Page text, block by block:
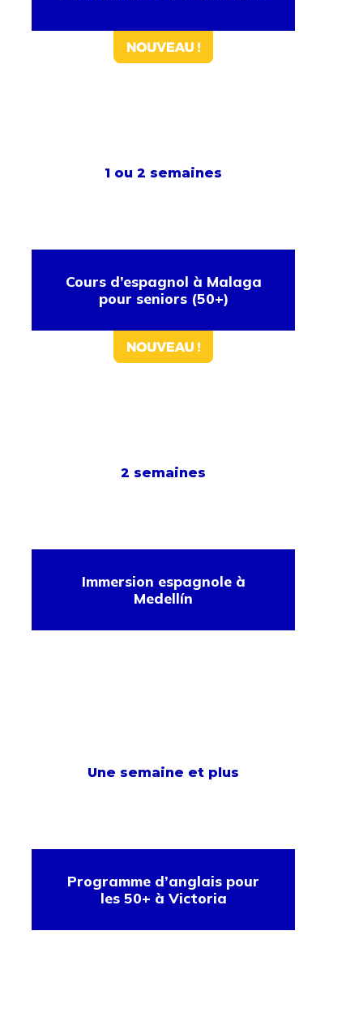
1 ou 2 semaines
Cours d’espagnol à Malaga
pour seniors (50+)
2 semaines
Immersion espagnole à
Medellín
Une semaine et plus
Programme d’anglais pour
les 50+ à Victoria